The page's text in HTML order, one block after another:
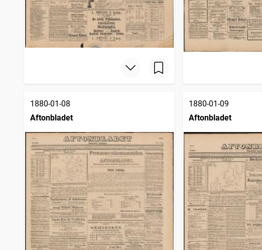
1880-01-08
Aftonbladet
1880-01-09
Aftonbladet